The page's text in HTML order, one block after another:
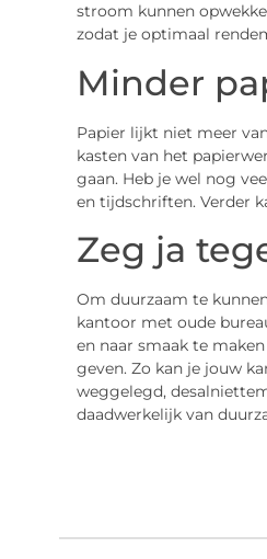
stroom kunnen
zodat je optimaal
Minder
Papier lijkt niet meer
kasten van het
gaan. Heb je wel nog
en tijdschriften. Verder
Zeg ja
Om duurzaam te
kantoor met oude
en naar smaak te
geven. Zo kan je jouw
weggelegd,
daadwerkelijk van